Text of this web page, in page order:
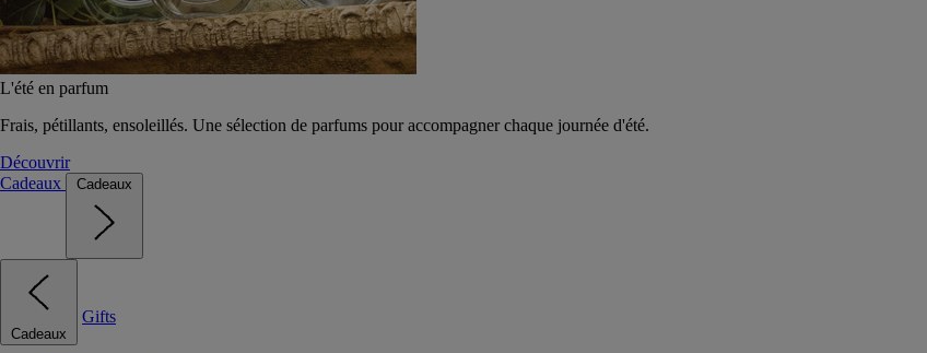
L'été en parfum
Frais, pétillants, ensoleillés. Une sélection de parfums pour accompagner chaque journée d'été.
Découvrir
Cadeaux
Cadeaux
Cadeaux
Gifts